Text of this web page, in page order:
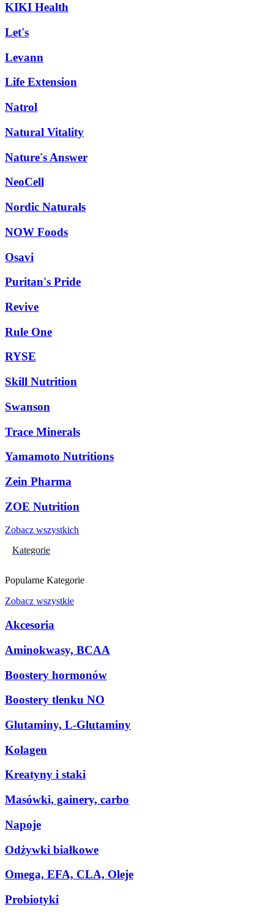
KIKI Health
Let's
Levann
Life Extension
Natrol
Natural Vitality
Nature's Answer
NeoCell
Nordic Naturals
NOW Foods
Osavi
Puritan's Pride
Revive
Rule One
RYSE
Skill Nutrition
Swanson
Trace Minerals
Yamamoto Nutritions
Zein Pharma
ZOE Nutrition
Zobacz wszystkich
Kategorie
Popularne Kategorie
Zobacz wszystkie
Akcesoria
Aminokwasy, BCAA
Boostery hormonów
Boostery tlenku NO
Glutaminy, L-Glutaminy
Kolagen
Kreatyny i staki
Masówki, gainery, carbo
Napoje
Odżywki białkowe
Omega, EFA, CLA, Oleje
Probiotyki